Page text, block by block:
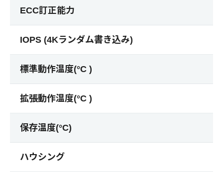
ECC訂正能力
IOPS (4Kランダム書き込み)
標準動作温度(°C )
拡張動作温度(°C )
保存温度(°C)
ハウシング